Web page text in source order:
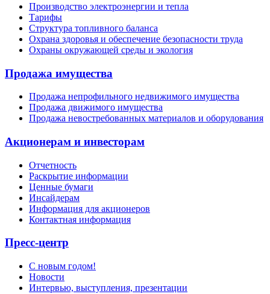
Производство электроэнергии и тепла
Тарифы
Структура топливного баланса
Охрана здоровья и обеспечение безопасности труда
Охраны окружающей среды и экология
Продажа имущества
Продажа непрофильного недвижимого имущества
Продажа движимого имущества
Продажа невостребованных материалов и оборудования
Акционерам и инвесторам
Отчетность
Раскрытие информации
Ценные бумаги
Инсайдерам
Информация для акционеров
Контактная информация
Пресс-центр
С новым годом!
Новости
Интервью, выступления, презентации